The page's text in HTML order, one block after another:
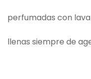
perfumadas con
llenas siempre de